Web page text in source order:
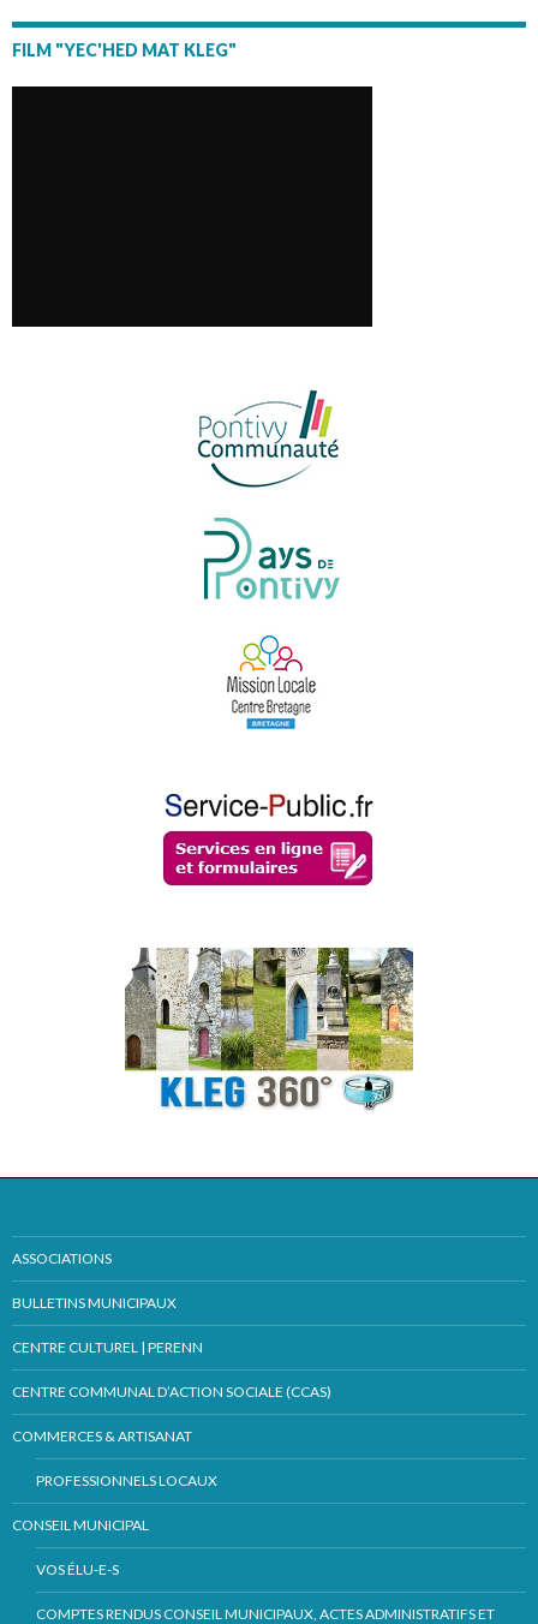
FILM "YEC'HED MAT KLEG"
ASSOCIATIONS
BULLETINS MUNICIPAUX
CENTRE CULTUREL | PERENN
CENTRE COMMUNAL D’ACTION SOCIALE (CCAS)
COMMERCES & ARTISANAT
PROFESSIONNELS LOCAUX
CONSEIL MUNICIPAL
VOS ÉLU-E-S
COMPTES RENDUS CONSEIL MUNICIPAUX, ACTES ADMINISTRATIFS ET